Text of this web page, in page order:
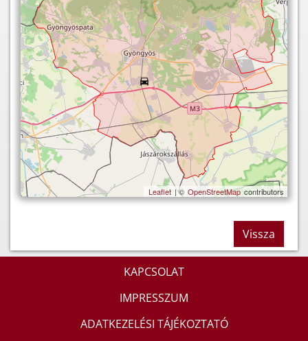
Leaflet | © OpenStreetMapcontributors
Vissza
KAPCSOLAT
IMPRESSZUM
ADATKEZELÉSI TÁJÉKOZTATÓ